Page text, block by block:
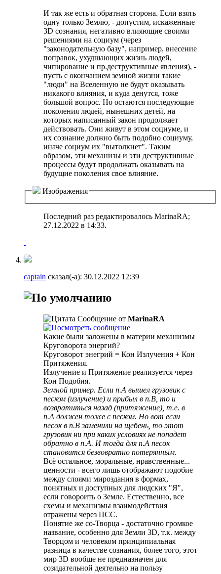
И так же есть и обратная сторона. Если взять
одну только Землю, - допустим, искаженные
3D сознания, негативно влияющие своими
решениями на социум (через
"законодательную базу", например, внесение
поправок, ухудшающих жизнь людей,
чипирование и пр.деструктивные явления), -
пусть с окончанием земной жизни такие
"люди" на Вселенную не будут оказывать
никакого влияния, и куда денутся, тоже
большой вопрос. Но остаются последующие
поколения людей, нынешних детей, на
которых написанный закон продолжает
действовать. Они живут в этом социуме, и
их сознание должно быть подобно социуму,
иначе социум их "вытолкнет". Таким
образом, эти механизы и эти деструктивные
процессы будут продолжать оказывать на
будущие поколения свое влияние.
Изображения
Последний раз редактировалось MarinaRA;
27.12.2022 в 14:33.
captain сказал(-а): 30.12.2022 12:39
Сообщение от MarinaRA
Какие были заложены в материи механизмы
Круговорота энергий?
Круговорот энегрий = Кон Излучения + Кон
Притяжения.
Излучение и Притяжение реализуется через
Кон Подобия.
Земной пример. Если п.А вышел грузовик с
песком (излучение) и прибыл в п.В, то и
возвратиться назад (притяжение), т.е. в
п.А должен тоже с песком. Но вот если
песок в п.В заменили на щебень, то этот
грузовик ни при каких условиях не попадет
обратно в п.А. И тогда для п.А песок
становится безвовратно потерянным.
Всё остальное, моральные, нравственные...
ценности - всего лишь отображают подобие
между слоями мироздания в формах,
понятных и доступных для людских "Я",
если говороить о Земле. Естественно, все
схемы и механизмы взаимодействия
отражены через ПСС.
Понятие же со-Творца - достаточно громкое
название, особенно для Земли 3D, т.к. между
Творцом и человеком принципиальная
разница в качестве сознания, более того, этот
мир 3D вообще не предназначен для
созидательной деятельно на пользу